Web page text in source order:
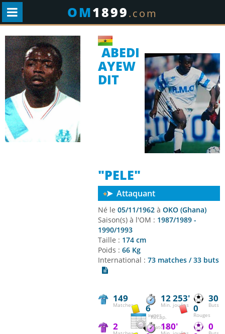
OM1899.com
ABEDI
AYEW
DIT
"PELE"
Attaquant
Né le 05/11/1962 à OKO (Ghana)
Saison(s) à l'OM : 1987/1989 -
1990/1993
Taille : 174 cm
Poids : 66 Kg
International : 73 matches / 33 buts
149
Matches
12 253'
Min. jouées
30
Buts
6
Jaunes
0
Rouges
Récap.
matches
2 180' 0